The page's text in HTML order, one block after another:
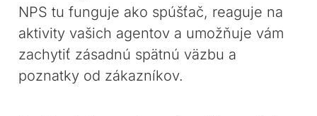
NPS tu funguje ako spúšťač, reaguje na
aktivity vašich agentov a umožňuje vám
zachytiť zásadnú spätnú väzbu a
poznatky od zákazníkov.